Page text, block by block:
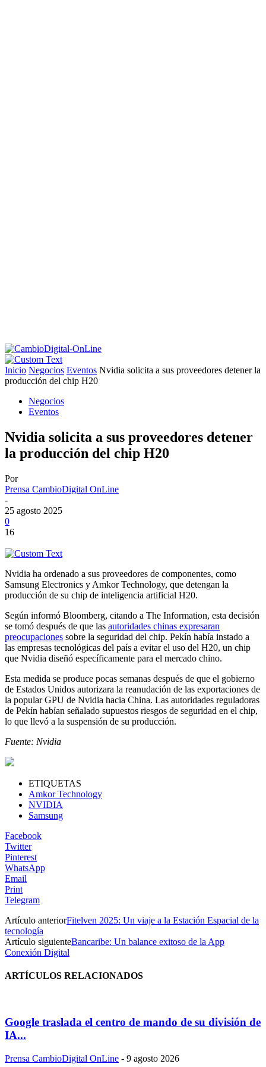
Inicio Negocios Eventos Nvidia solicita a sus proveedores detener la
producción del chip H20
Negocios
Eventos
Nvidia solicita a sus proveedores detener
la producción del chip H20
Por
Prensa CambioDigital OnLine
-
25 agosto 2025
0
16
Nvidia ha ordenado a sus proveedores de componentes, como
Samsung Electronics y Amkor Technology, que detengan la
producción de su chip de inteligencia artificial H20.
Según informó Bloomberg, citando a The Information, esta decisión
se tomó después de que las autoridades chinas expresaran
preocupaciones sobre la seguridad del chip. Pekín había instado a
las empresas tecnológicas del país a evitar el uso del H20, un chip
que Nvidia diseñó específicamente para el mercado chino.
Esta medida se produce pocas semanas después de que el gobierno
de Estados Unidos autorizara la reanudación de las exportaciones de
la popular GPU de Nvidia hacia China. Las autoridades reguladoras
de Pekín habían señalado supuestos riesgos de seguridad en el chip,
lo que llevó a la suspensión de su producción.
Fuente: Nvidia
ETIQUETAS
Amkor Technology
NVIDIA
Samsung
Facebook
Twitter
Pinterest
WhatsApp
Email
Print
Telegram
Artículo anteriorFitelven 2025: Un viaje a la Estación Espacial de la
tecnología
Artículo siguienteBancaribe: Un balance exitoso de la App
Conexión Digital
ARTÍCULOS RELACIONADOS
Google traslada el centro de mando de su división de
IA...
Prensa CambioDigital OnLine - 9 agosto 2026